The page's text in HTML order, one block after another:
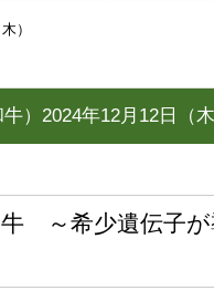
）
2024年12月12日（木
牛 ～希少遺伝子